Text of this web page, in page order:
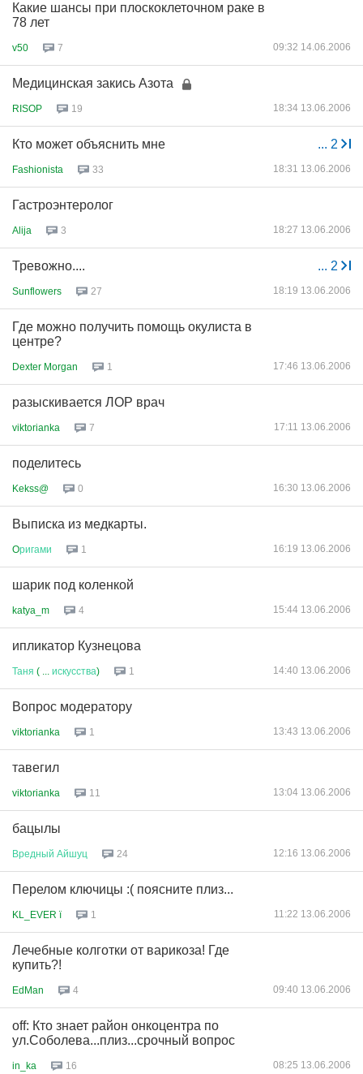
Какие шансы при плоскоклеточном раке в
78 лет
v50 7 09:32 14.06.2006
Медицинская закись Азота
RISOP 19 18:34 13.06.2006
... 2
Кто может объяснить мне
Fashionista 33 18:31 13.06.2006
Гастроэнтеролог
Alija 3 18:27 13.06.2006
... 2
Тревожно....
Sunflowers 27 18:19 13.06.2006
Где можно получить помощь окулиста в
центре?
Dexter Morgan 1 17:46 13.06.2006
разыскивается ЛОР врач
viktorianka 7 17:11 13.06.2006
поделитесь
Kekss@ 0 16:30 13.06.2006
Выписка из медкарты.
Oригами 1 16:19 13.06.2006
шарик под коленкой
katya_m 4 15:44 13.06.2006
ипликатор Кузнецова
Таня ( ... искусства) 1 14:40 13.06.2006
Вопрос модератору
viktorianka 1 13:43 13.06.2006
тавегил
viktorianka 11 13:04 13.06.2006
бацылы
Вредный Айшуц 24 12:16 13.06.2006
Перелом ключицы :( поясните плиз...
KL_EVER ї 1 11:22 13.06.2006
Лечебные колготки от варикоза! Где
купить?!
EdMan 4 09:40 13.06.2006
оff: Кто знает район онкоцентра по
ул.Соболева...плиз...срочный вопрос
in_ka 16 08:25 13.06.2006